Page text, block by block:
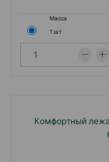
Масса
1 шт
Комфортный